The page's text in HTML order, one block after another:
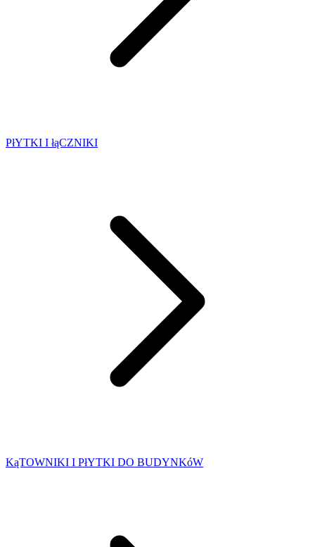
PłYTKI I łąCZNIKI
KąTOWNIKI I PłYTKI DO BUDYNKóW